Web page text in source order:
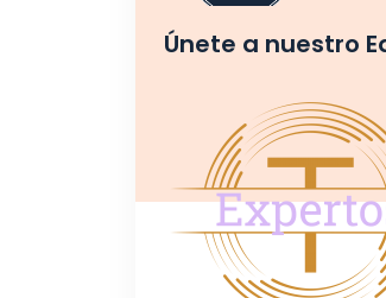
Únete a nuestro